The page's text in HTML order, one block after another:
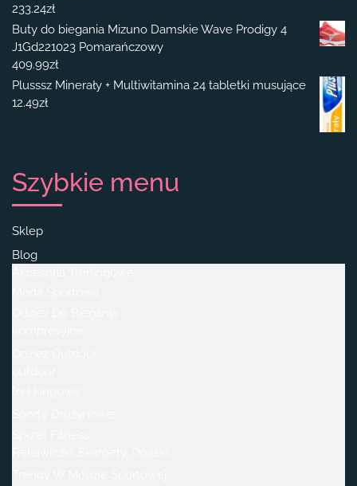
233.24zł
Buty do biegania Mizuno Damskie Wave Prodigy 4
J1Gd221023 Pomarańczowy
409.99zł
Plusssz Minerały + Multiwitamina 24 tabletki musujące
12.49zł
Szybkie menu
Sklep
Blog